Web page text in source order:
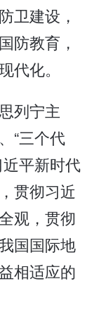
卫建设，
防教育，
代化。
列宁主
“三个代
平新时代
贯彻习近
观，贯彻
国国际地
相适应的